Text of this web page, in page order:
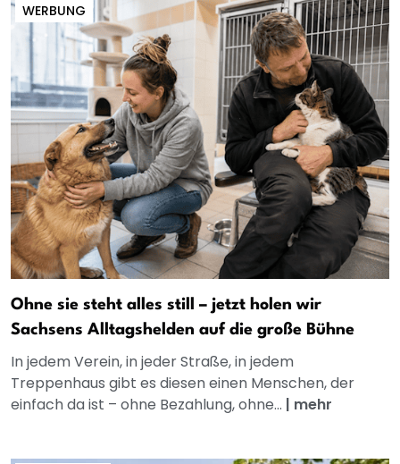
WERBUNG
Ohne sie steht alles still – jetzt holen wir
Sachsens Alltagshelden auf die große Bühne
In jedem Verein, in jeder Straße, in jedem
Treppenhaus gibt es diesen einen Menschen, der
einfach da ist – ohne Bezahlung, ohne... | mehr